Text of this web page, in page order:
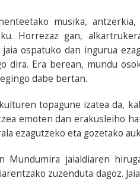
musika,
Horrezaz gan,
ospatuko dan ingurua
dira. Era berean, mundu
dabe bertan.
topagune izatea da,
emoten dan erakusleiho
ezagutzeko eta gozetako
Mundumira jaialdiaren
zuzenduta dagoz.